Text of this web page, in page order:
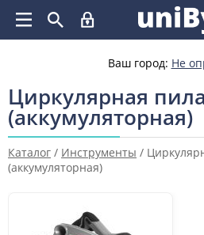
Ваш город: Не
Циркулярная пила
(аккумуляторная)
Каталог / Инструменты /
(аккумуляторная)